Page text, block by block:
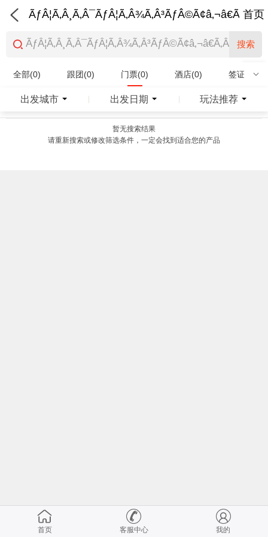
首页
搜索
全部(0) 跟团(0) 门票(0) 酒店(0) 签证(0)
特产商品(0)
出发城市 出发日期 玩法推荐
暂无搜索结果
请重新搜索或修改筛选条件，一定会找到适合您的产品
首页 客服中心 我的